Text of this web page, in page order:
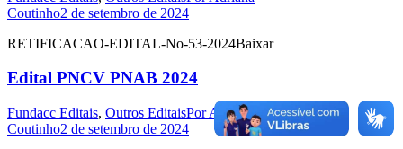
Coutinho2 de setembro de 2024
RETIFICACAO-EDITAL-No-53-2024Baixar
Edital PNCV PNAB 2024
Fundacc Editais, Outros EditaisPorAdriana
Coutinho2 de setembro de 2024